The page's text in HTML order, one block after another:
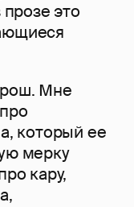
это
Мне
который ее
мерку
кару,